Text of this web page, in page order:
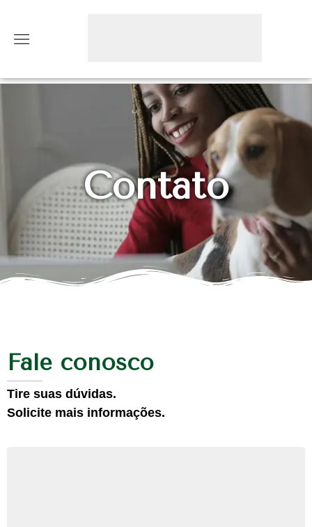
Contato
Fale conosco
Tire suas dúvidas.
Solicite mais informações.